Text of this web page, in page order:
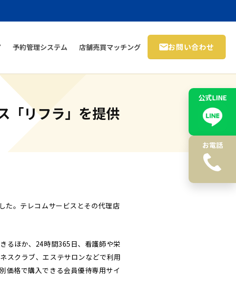
予約管理システム 店舗売買マッチング お問い合わせ
公式LINE
お電話
「リフラ」を提供
た。テレコムサービスとその代理店
るほか、24時間365日、看護師や栄
スクラブ、エステサロンなどで利用
価格で購入できる会員優待専用サイ